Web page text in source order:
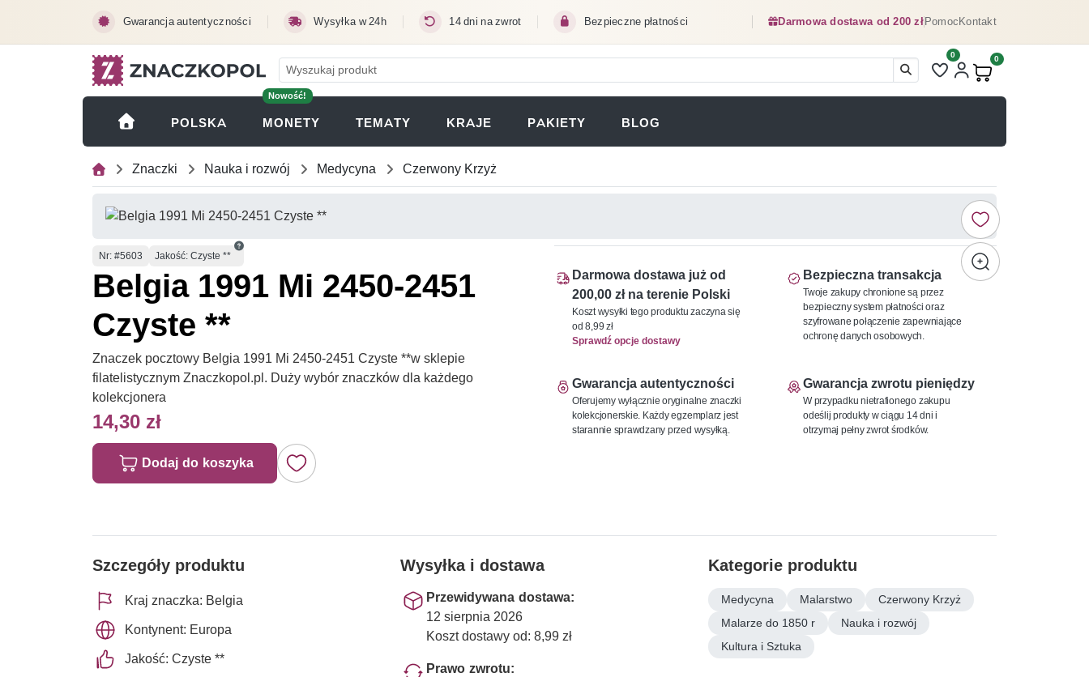
Gwarancja autentyczności Wysyłka w 24h 14 dni na zwrot Bezpieczne płatności Darmowa dostawa od 200 złPomocKontakt
Liczba pozycji na liście
0
Produkty w koszyku:
0
POLSKA
Nowość!
MONETY (OTWIERA SIĘ W NOWEJ KARCIE)
TEMATY KRAJE PAKIETY BLOG
Znaczki Nauka i rozwój Medycyna Czerwony Krzyż
Numer
Nr: #5603 Jakość: Czyste **
Belgia 1991 Mi 2450-2451
Czyste **
Znaczek pocztowy Belgia 1991 Mi 2450-2451 Czyste **w sklepie
filatelistycznym Znaczkopol.pl. Duży wybór znaczków dla każdego
kolekcjonera
14,30 zł
Dodaj do koszyka
Darmowa dostawa już od
200,00 zł na terenie Polski
Koszt wysyłki tego produktu zaczyna się
od 8,99 zł
Sprawdź opcje dostawy
Bezpieczna transakcja
Twoje zakupy chronione są przez
bezpieczny system płatności oraz
szyfrowane połączenie zapewniające
ochronę danych osobowych.
Gwarancja autentyczności
Oferujemy wyłącznie oryginalne znaczki
kolekcjonerskie. Każdy egzemplarz jest
starannie sprawdzany przed wysyłką.
Gwarancja zwrotu pieniędzy
W przypadku nietrafionego zakupu
odeślij produkty w ciągu 14 dni i
otrzymaj pełny zwrot środków.
Szczegóły produktu
Kraj znaczka: Belgia
Kontynent: Europa
Jakość: Czyste **
Wysyłka i dostawa
Przewidywana dostawa:
12 sierpnia 2026
Koszt dostawy od: 8,99 zł
Prawo zwrotu:
Kategorie produktu
Medycyna Malarstwo
Czerwony Krzyż
Malarze do 1850 r
Nauka i rozwój
Kultura i Sztuka